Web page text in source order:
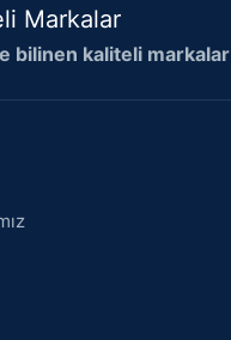
Markalar
bilinen kaliteli markalar